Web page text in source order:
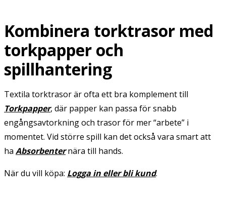
Kombinera torktrasor med
torkpapper och
spillhantering
Textila torktrasor är ofta ett bra komplement till
Torkpapper, där papper kan passa för snabb
engångsavtorkning och trasor för mer “arbete” i
momentet. Vid större spill kan det också vara smart att
ha Absorbenternära till hands.
När du vill köpa: Logga in eller bli kund.